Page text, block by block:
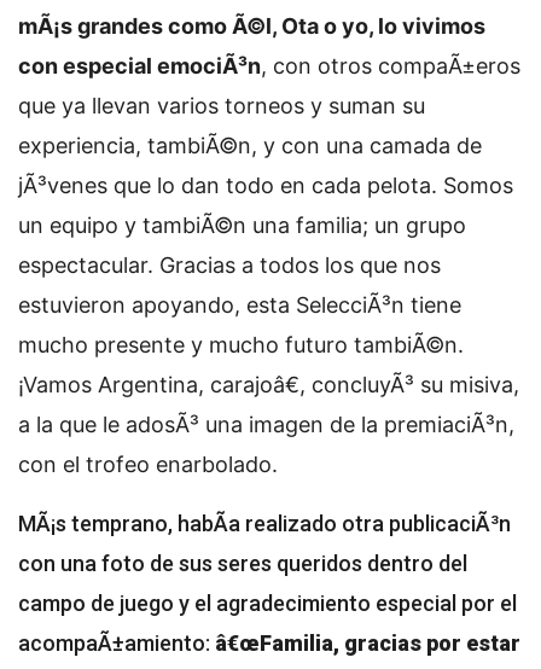
mÃ¡s grandes como Ã©l, Ota o yo, lo vivimos
con especial emociÃ³n, con otros compaÃ±eros
que ya llevan varios torneos y suman su
experiencia, tambiÃ©n, y con una camada de
jÃ³venes que lo dan todo en cada pelota. Somos
un equipo y tambiÃ©n una familia; un grupo
espectacular. Gracias a todos los que nos
estuvieron apoyando, esta SelecciÃ³n tiene
mucho presente y mucho futuro tambiÃ©n.
¡Vamos Argentina, carajoâ€, concluyÃ³ su misiva,
a la que le adosÃ³ una imagen de la premiaciÃ³n,
con el trofeo enarbolado.
MÃ¡s temprano, habÃ­a realizado otra publicaciÃ³n
con una foto de sus seres queridos dentro del
campo de juego y el agradecimiento especial por el
acompaÃ±amiento: â€œFamilia, gracias por estar